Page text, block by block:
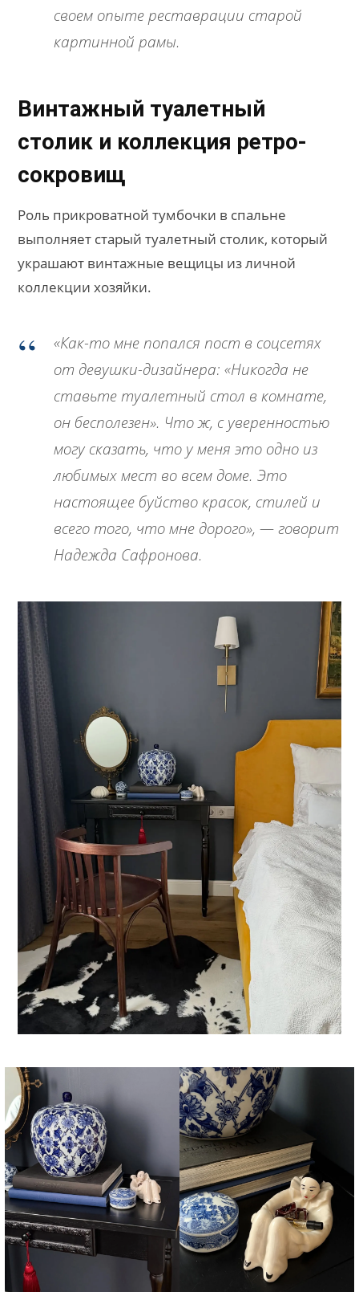
своем опыте реставрации старой
картинной рамы.
Винтажный туалетный
столик и коллекция ретро-
сокровищ
Роль прикроватной тумбочки в спальне
выполняет старый туалетный столик, который
украшают винтажные вещицы из личной
коллекции хозяйки.
«Как-то мне попался пост в соцсетях
от девушки-дизайнера: «Никогда не
ставьте туалетный стол в комнате,
он бесполезен». Что ж, с уверенностью
могу сказать, что у меня это одно из
любимых мест во всем доме. Это
настоящее буйство красок, стилей и
всего того, что мне дорого», — говорит
Надежда Сафронова.